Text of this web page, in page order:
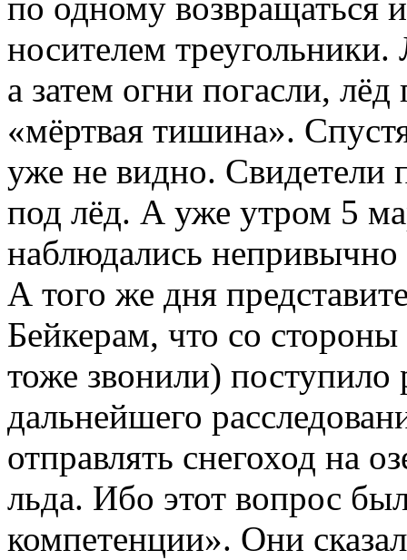
носителем
а затем огни погасли,
«мёртвая тишина».
уже не видно. Свидетели
под лёд. А уже утром 5
наблюдались непривычно
А того же дня
Бейкерам, что со
тоже звонили) поступило
дальнейшего
отправлять снегоход на
льда. Ибо этот вопрос
компетенции». Они